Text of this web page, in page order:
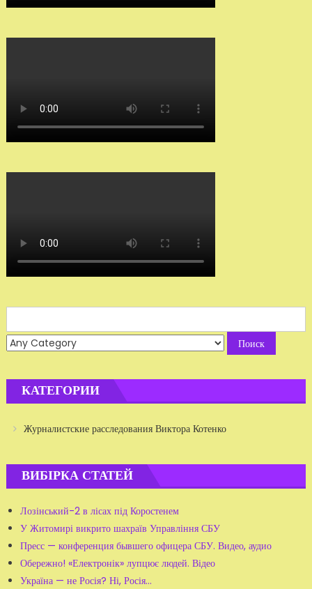
for:
КАТЕГОРИИ
Журналистские расследования Виктора Котенко
ВИБІРКА СТАТЕЙ
Лозінський-2 в лісах під Коростенем
У Житомирі викрито шахраїв Управління СБУ
Пресс — конференция бывшего офицера СБУ. Видео, аудио
Обережно! «Електронік» лупцює людей. Відео
Україна — не Росія? Ні, Росія...